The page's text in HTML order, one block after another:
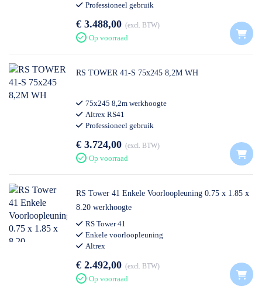
Professioneel gebruik
€ 3.488,00 excl. BTW
Op voorraad
RS TOWER 41-S 75x245 8,2M WH
75x245 8,2m werkhoogte
Altrex RS41
Professioneel gebruik
€ 3.724,00 excl. BTW
Op voorraad
RS Tower 41 Enkele Voorloopleuning 0.75 x 1.85 x
8.20 werkhoogte
RS Tower 41
Enkele voorloopleuning
Altrex
€ 2.492,00 excl. BTW
Op voorraad